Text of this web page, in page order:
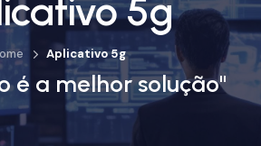
5g
Aplicativo 5g
é a melhor solução"